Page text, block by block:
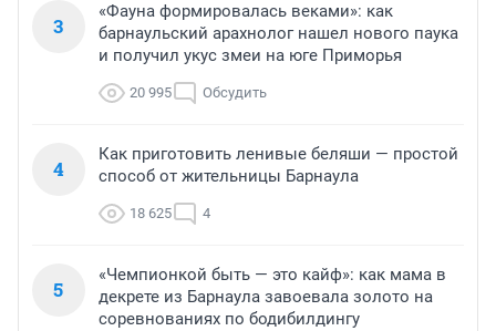
3
«Фауна формировалась веками»: как
барнаульский арахнолог нашел нового паука
и получил укус змеи на юге Приморья
20 995 Обсудить
4
Как приготовить ленивые беляши — простой
способ от жительницы Барнаула
18 625 4
5
«Чемпионкой быть — это кайф»: как мама в
декрете из Барнаула завоевала золото на
соревнованиях по бодибилдингу